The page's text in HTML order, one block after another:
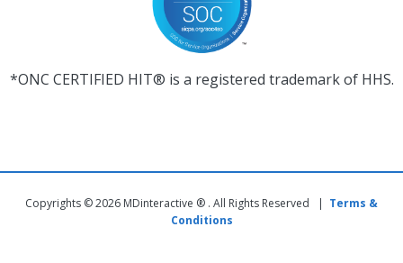
*ONC CERTIFIED HIT® is a registered trademark of HHS.
Copyrights © 2026 MDinteractive ® . All Rights Reserved | Terms &
Conditions